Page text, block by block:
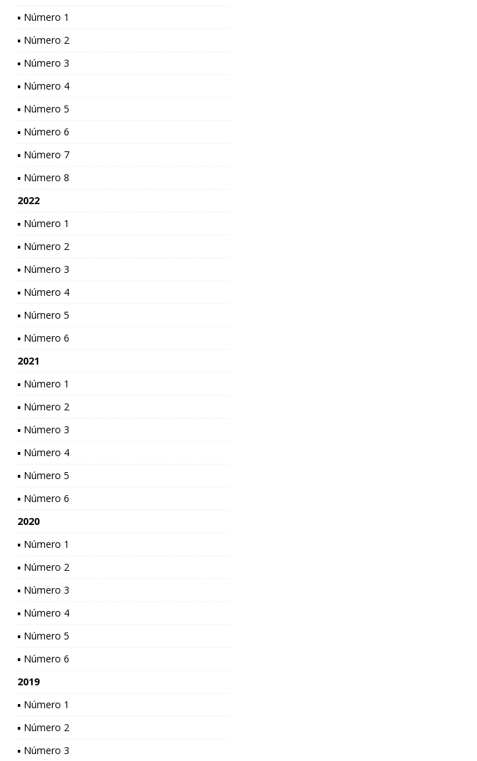
▪ Número 1
▪ Número 2
▪ Número 3
▪ Número 4
▪ Número 5
▪ Número 6
▪ Número 7
▪ Número 8
2022
▪ Número 1
▪ Número 2
▪ Número 3
▪ Número 4
▪ Número 5
▪ Número 6
2021
▪ Número 1
▪ Número 2
▪ Número 3
▪ Número 4
▪ Número 5
▪ Número 6
2020
▪ Número 1
▪ Número 2
▪ Número 3
▪ Número 4
▪ Número 5
▪ Número 6
2019
▪ Número 1
▪ Número 2
▪ Número 3